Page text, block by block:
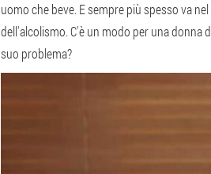
uomo che beve. E sempre più spesso va
dell'alcolismo. C'è un modo per una donna
suo problema?